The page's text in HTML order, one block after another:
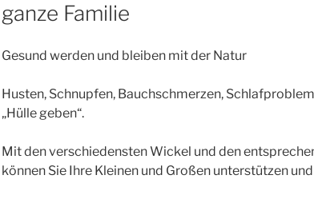
ganze Familie
Gesund werden und bleiben mit der Natur
Husten, Schnupfen, Bauchschmerzen,
„Hülle geben“.
Mit den verschiedensten Wickel und den
können Sie Ihre Kleinen und Großen unterstützen